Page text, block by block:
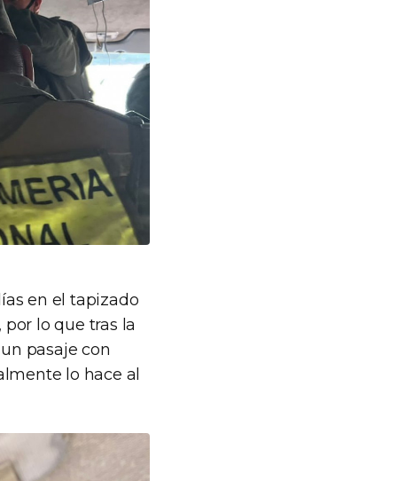
en el tapizado
lo que tras la
pasaje con
lo hace al